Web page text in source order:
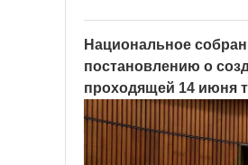
Национальное
постановлению о
проходящей 14 июня